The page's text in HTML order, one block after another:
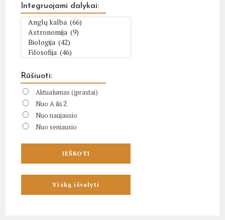
Integruojami dalykai:
Rūšiuoti:
Aktualumas (įprastai)
Nuo A iki Ž
Nuo naujausio
Nuo seniausio